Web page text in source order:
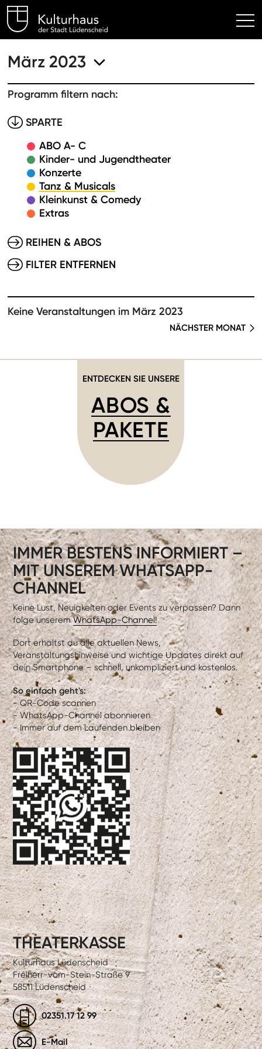
Kulturhaus Lüdenscheid
März 2023
Programm filtern nach:
SPARTE
ABO A- C
Kinder- und Jugendtheater
Konzerte
Tanz & Musicals
Kleinkunst & Comedy
Extras
REIHEN & ABOS
FILTER ENTFERNEN
Keine Veranstaltungen im März 2023
NÄCHSTER MONAT
ENTDECKEN SIE UNSERE
ABOS &
PAKETE
IMMER BESTENS INFORMIERT –
MIT UNSEREM WHATSAPP-
CHANNEL
Keine Lust, Neuigkeiten oder Events zu verpassen? Dann
folge unseremWhatsApp-Channel!
Dort erhältst du alle aktuellen News,
Veranstaltungshinweise und wichtige Updates direkt auf
dein Smartphone – schnell, unkompliziert und kostenlos.
So einfach geht's:
- QR-Code scannen
- WhatsApp-Channel abonnieren
- Immer auf dem Laufenden bleiben
THEATERKASSE
Kulturhaus Lüdenscheid
Freiherr-vom-Stein-Straße 9
58511 Lüdenscheid
02351.17 12 99
E-Mail